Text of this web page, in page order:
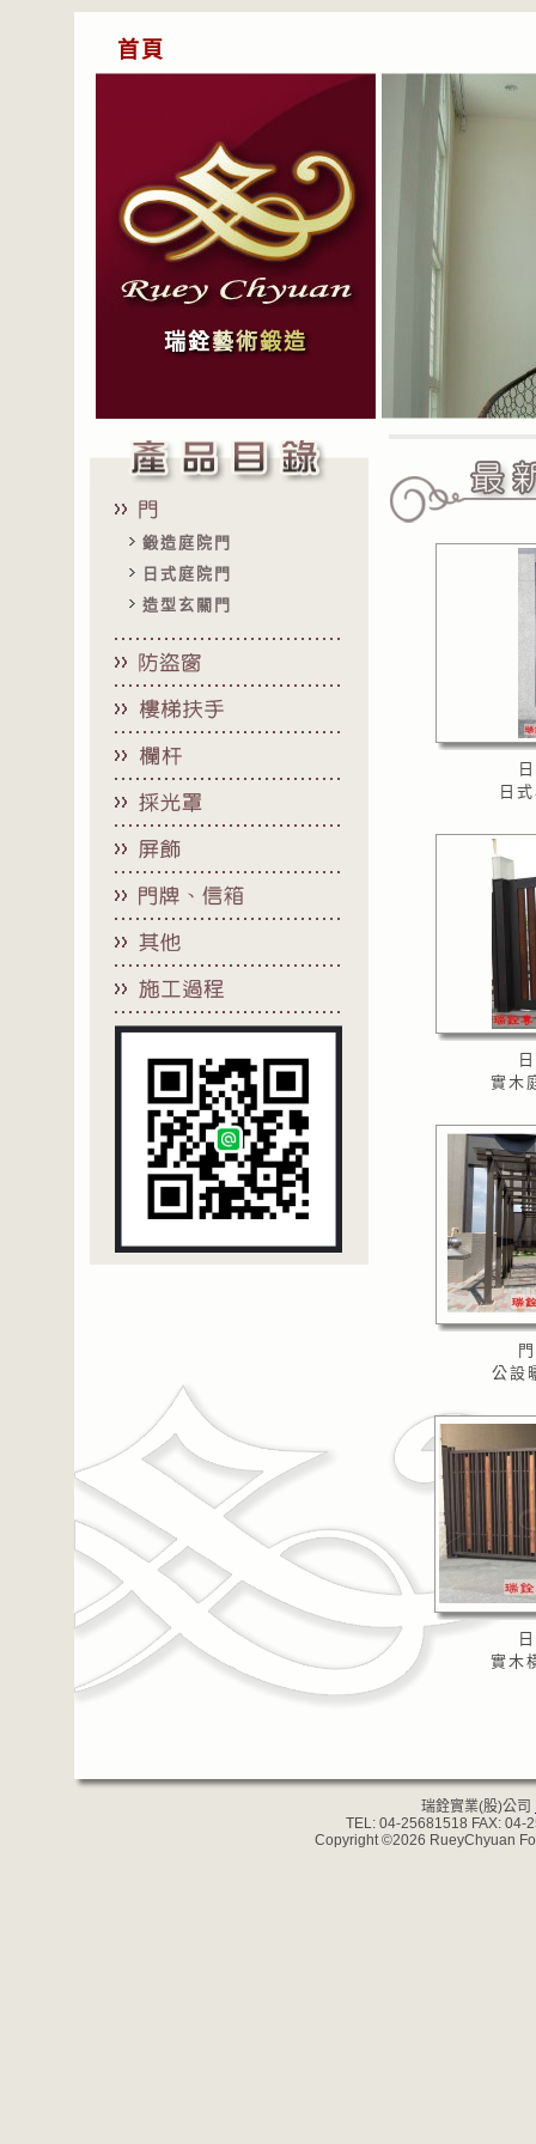
首頁
瑞銓藝術鍛造
鍛造庭院門
日式庭院門
造型玄關門
日
實木
公設
實木
瑞銓實業(股)公司
TEL: 04-25681518 FAX: 04-
Copyright ©2026 RueyChyuan